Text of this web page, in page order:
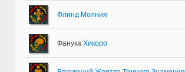
Флинд Молния
Фанука Хикоро